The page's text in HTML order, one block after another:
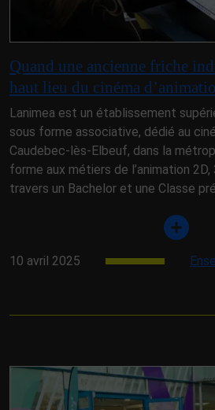
Quand une ancienne friche
haut lieu du cinéma
Lanimea est un établissement
sous forme associative, dédié au
Caudebec-lès-Elbeuf, dans la
forme aux métiers de l’animation
travers un Bachelor et une Classe
10 avril 2025